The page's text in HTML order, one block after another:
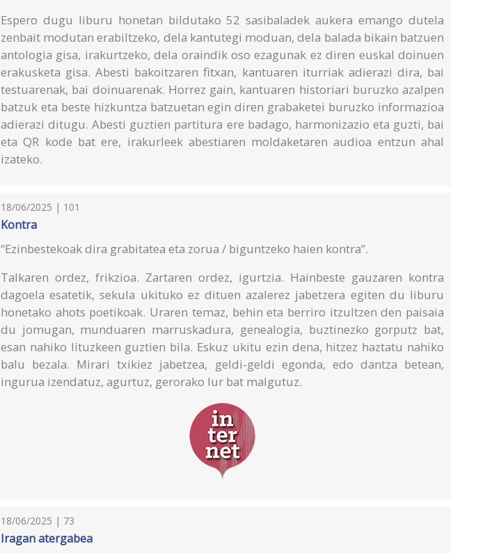
Espero dugu liburu honetan bildutako 52 sasibaladek aukera emango dutela
zenbait modutan erabiltzeko, dela kantutegi moduan, dela balada bikain batzuen
antologia gisa, irakurtzeko, dela oraindik oso ezagunak ez diren euskal doinuen
erakusketa gisa. Abesti bakoitzaren fitxan, kantuaren iturriak adierazi dira, bai
testuarenak, bai doinuarenak. Horrez gain, kantuaren historiari buruzko azalpen
batzuk eta beste hizkuntza batzuetan egin diren grabaketei buruzko informazioa
adierazi ditugu. Abesti guztien partitura ere badago, harmonizazio eta guzti, bai
eta QR kode bat ere, irakurleek abestiaren moldaketaren audioa entzun ahal
izateko.
18/06/2025 | 101
Kontra
“Ezinbestekoak dira grabitatea eta zorua / biguntzeko haien kontra”.
Talkaren ordez, frikzioa. Zartaren ordez, igurtzia. Hainbeste gauzaren kontra
dagoela esatetik, sekula ukituko ez dituen azalerez jabetzera egiten du liburu
honetako ahots poetikoak. Uraren temaz, behin eta berriro itzultzen den paisaia
du jomugan, munduaren marruskadura, genealogia, buztinezko gorputz bat,
esan nahiko lituzkeen guztien bila. Eskuz ukitu ezin dena, hitzez haztatu nahiko
balu bezala. Mirari txikiez jabetzea, geldi-geldi egonda, edo dantza betean,
ingurua izendatuz, agurtuz, gerorako lur bat malgutuz.
18/06/2025 | 73
Iragan atergabea